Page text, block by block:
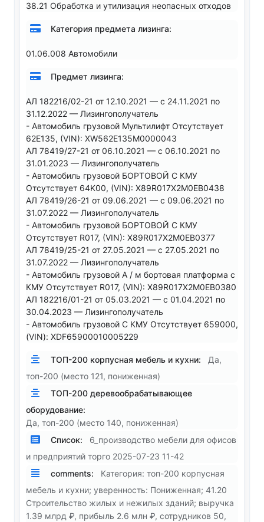
38.21 Обработка и утилизация неопасных отходов
Категория предмета лизинга:
01.06.008 Автомобили
Предмет лизинга:
АЛ 182216/02-21 от 12.10.2021 — с 24.11.2021 по
31.12.2022 — Лизингополучатель
- Автомобиль грузовой Мультилифт Отсутствует
62E135, (VIN): XW562E135M0000043
АЛ 78419/27-21 от 06.10.2021 — с 06.10.2021 по
31.01.2023 — Лизингополучатель
- Автомобиль грузовой БОРТОВОЙ С КМУ
Отсутствует 64K00, (VIN): X89R017X2M0EB0438
АЛ 78419/26-21 от 09.06.2021 — с 09.06.2021 по
31.07.2022 — Лизингополучатель
- Автомобиль грузовой БОРТОВОЙ С КМУ
Отсутствует R017, (VIN): X89R017X2M0EB0377
АЛ 78419/25-21 от 27.05.2021 — с 27.05.2021 по
31.07.2022 — Лизингополучатель
- Автомобиль грузовой А / м бортовая платформа с
КМУ Отсутствует R017, (VIN): X89R017X2M0EB0380
АЛ 182216/01-21 от 05.03.2021 — с 01.04.2021 по
30.04.2023 — Лизингополучатель
- Автомобиль грузовой С КМУ Отсутствует 659000,
(VIN): XDF65900010005229
ТОП-200 корпусная мебель и кухни:
Да,
топ-200 (место 121, пониженная)
ТОП-200 деревообрабатывающее
оборудование:
Да, топ-200 (место 140, пониженная)
Список:
6_производство мебели для офисов
и предприятий торго 2025-07-23 11-42
comments:
Категория: топ-200 корпусная
мебель и кухни; уверенность: Пониженная; 41.20
Строительство жилых и нежилых зданий; выручка
1.39 млрд ₽, прибыль 2.6 млн ₽, сотрудников 50,